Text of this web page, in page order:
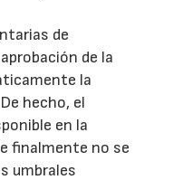
de
de la
la
hecho, el
en la
finalmente no se
umbrales